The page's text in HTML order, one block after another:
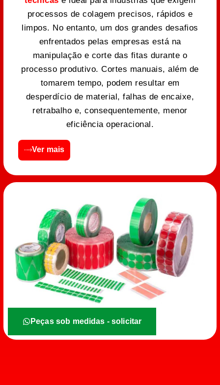
processos de colagem precisos, rápidos e
limpos. No entanto, um dos grandes desafios
enfrentados pelas empresas está na
manipulação e corte das fitas durante o
processo produtivo. Cortes manuais, além de
tomarem tempo, podem resultar em
desperdício de material, falhas de encaixe,
retrabalho e, consequentemente, menor
eficiência operacional.
Ver mais
Peças sob medidas - solicitar